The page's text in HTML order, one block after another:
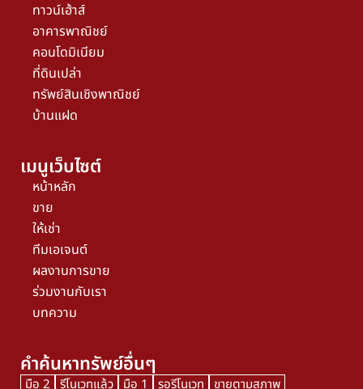
ทาวน์เฮ้าส์
อาคารพาณิชย์
คอนโดมิเนียม
ที่ดินเปล่า
ทรัพย์สินเชิงพาณิชย์
บ้านแฝด
เมนูเว็บไซต์
หน้าหลัก
ขาย
ให้เช่า
ทีมเอเจนต์
ผลงานการขาย
ร่วมงานกับเรา
บทความ
คำค้นหาทรัพย์อื่นๆ
มือ 2 รีโนเวทแล้ว มือ 1 รอรีโนเวท ขายตามสภาพ